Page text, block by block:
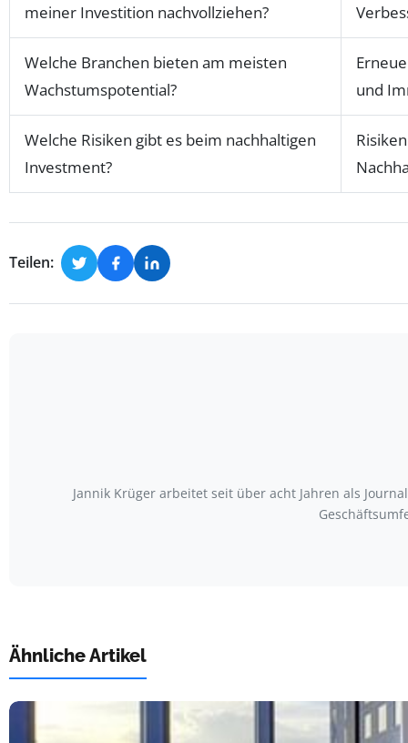
meiner Investition nachvollziehen?
Welche Branchen bieten am meisten
Wachstumspotential?
und
Welche Risiken gibt es beim nachhaltigen
Investment?
Teilen:
Jannik Krüger arbeitet seit über acht Jahren als
Ähnliche Artikel